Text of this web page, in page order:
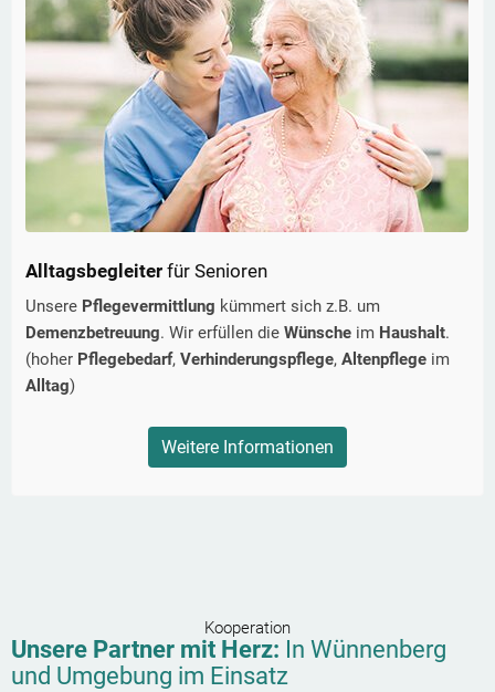
Alltagsbegleiter für Senioren
Unsere Pflegevermittlung kümmert sich z.B. um
Demenzbetreuung. Wir erfüllen die Wünsche im Haushalt.
(hoher Pflegebedarf, Verhinderungspflege, Altenpflege im
Alltag)
Weitere Informationen
Kooperation
Unsere Partner mit Herz: In Wünnenberg
und Umgebung im Einsatz